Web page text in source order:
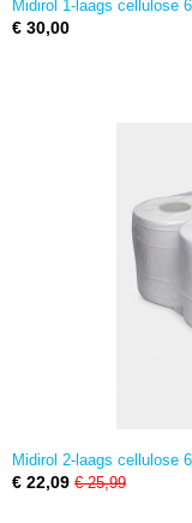
Midirol 1-laags cellulose
€ 30,00
Midirol 2-laags cellulose
€ 22,09 € 25,99